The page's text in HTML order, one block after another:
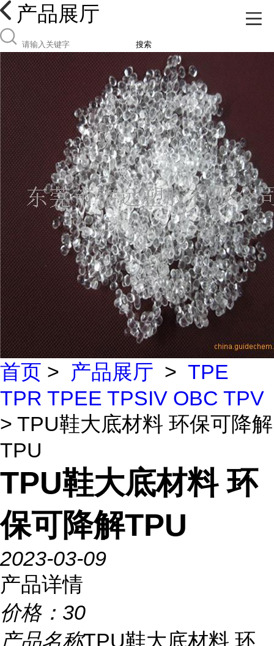
产品展厅
搜索
首页 > 产品展厅 > TPE
TPR TPEE TPSIV OBC TPV
> TPU鞋大底材料 环保可降解
TPU
TPU鞋大底材料 环
保可降解TPU
2023-03-09
产品详情
价格： 30
产品名称TPU鞋大底材料 环